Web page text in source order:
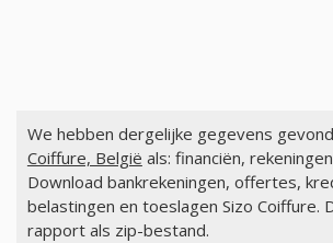
We hebben dergelijke gegevens
Coiffure, België als: financiën,
Download bankrekeningen, offertes,
belastingen en toeslagen Sizo Coiffure.
rapport als zip-bestand.